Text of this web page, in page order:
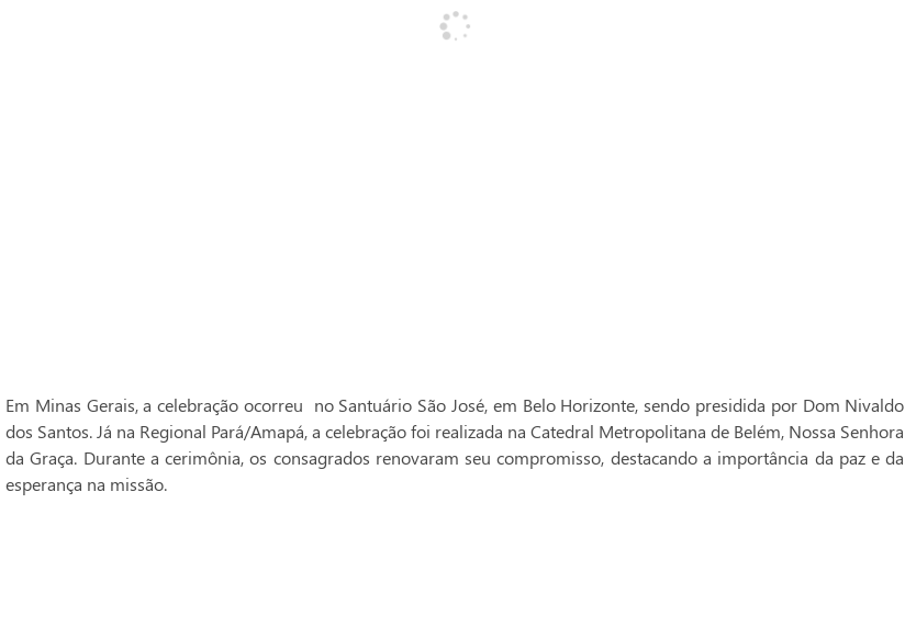
Em Minas Gerais, a celebração ocorreu no Santuário São José, em Belo Horizonte, sendo presidida por Dom Nivaldo
dos Santos. Já na Regional Pará/Amapá, a celebração foi realizada na Catedral Metropolitana de Belém, Nossa Senhora
da Graça. Durante a cerimônia, os consagrados renovaram seu compromisso, destacando a importância da paz e da
esperança na missão.